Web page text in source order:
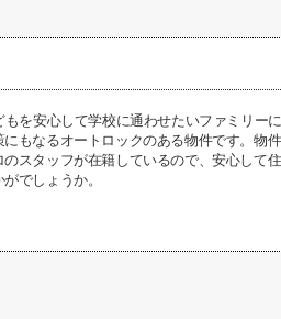
を安心して学校に通わせたいファミリー
もなるオートロックのある物件です。物
スタッフが在籍しているので、安心して
でしょうか。